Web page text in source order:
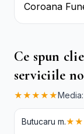
Coroana
Ce spun
serviciile
★★★★★
Butucaru m.